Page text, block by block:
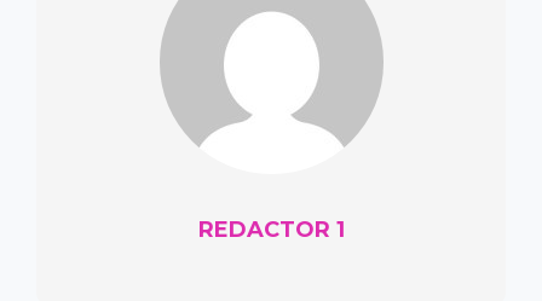
REDACTOR 1